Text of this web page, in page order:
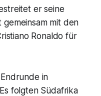
er seine
mit den
Ronaldo für
in
folgten Südafrika